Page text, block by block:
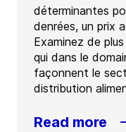
déterminantes
denrées, un prix
Examinez de
qui dans le
façonnent le
distribution
Read more